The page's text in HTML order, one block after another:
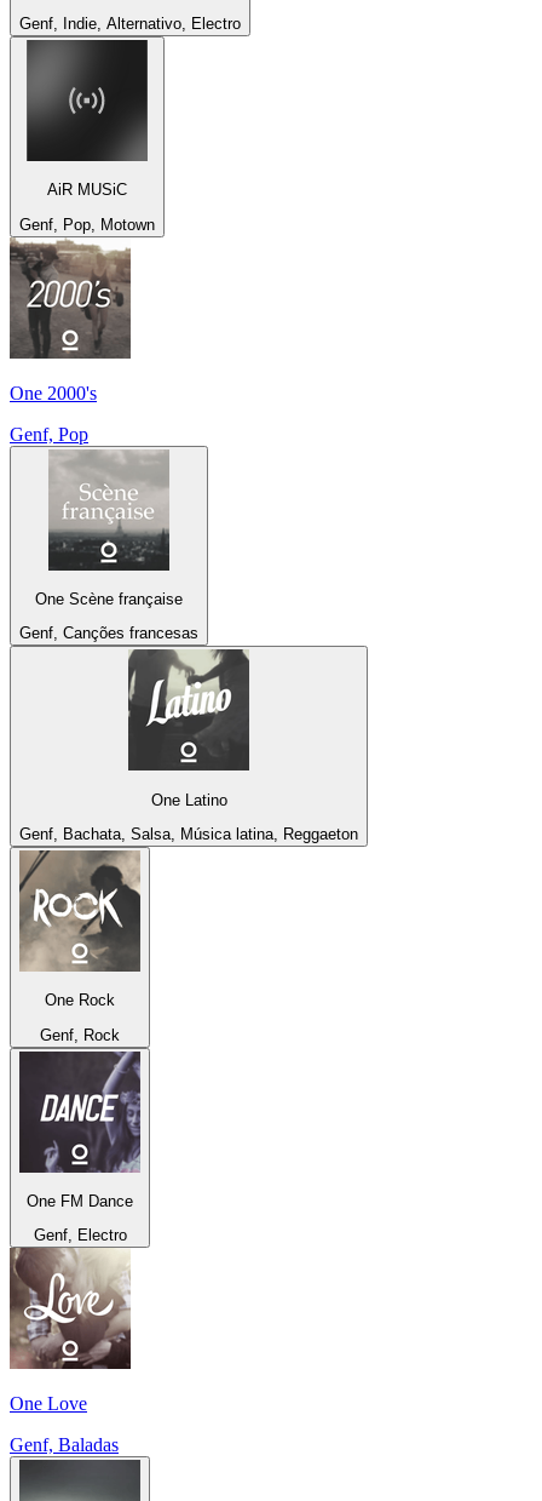
Genf, Indie, Alternativo, Electro
AiR MUSiC
Genf, Pop, Motown
One 2000's
Genf, Pop
One Scène française
Genf, Canções francesas
One Latino
Genf, Bachata, Salsa, Música latina, Reggaeton
One Rock
Genf, Rock
One FM Dance
Genf, Electro
One Love
Genf, Baladas